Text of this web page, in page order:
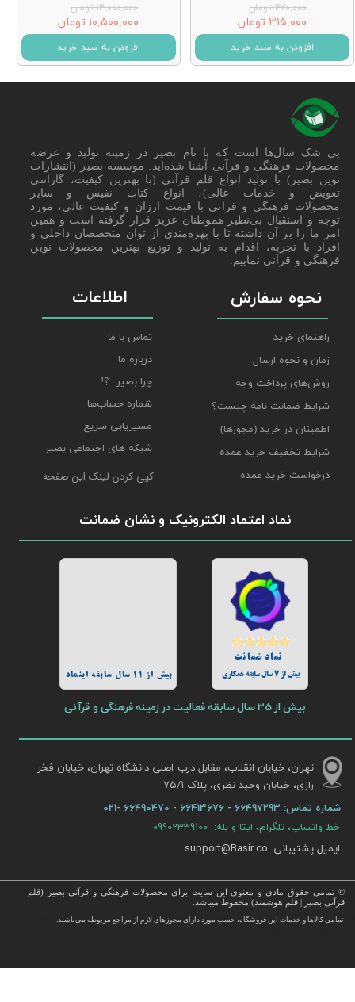
۴۲۰,۰۰۰ تومان
۳۱۵,۰۰۰ تومان
افزودن به سبد خرید
۱۴,۰۰۰,۰۰۰ تومان
۱۰,۵۰۰,۰۰۰ تومان
افزودن به سبد خرید
نحوه سفارش
راهنمای خرید
زمان و نحوه ارسال
روش‌های پرداخت وجه
شرایط ضمانت نامه چیست؟
اطمینان در خرید (مجوزها)
شرایط تخفیف خرید عمده
درخواست خرید عمده
© تمامی حقوق مادی و معنوی این سایت برای محصولات فرهنگی و قرآنی بصیر (قلم
قرآنی بصیر | قلم هوشمند) محفوظ میباشد.
تمامی كالاها و خدمات این فروشگاه، حسب مورد دارای مجوزهای لازم از مراجع مربوطه می‌باشند.
، انواع قلم قرآنی ، انواع کتاب نفیس و قرآن نفیس , قرآن عروس , کتب نفیس و معطر , کتاب چرمی و سایر محصولات
نماد اعتماد الکترونیک و نشان ضمانت
بیش از 11 سال سابقه اینماد
بیش از 35 سال سابقه فعالیت در زمینه فرهنگی و قرآنی
بیش از 7 سال سابقه همکاری
اطلاعات
تماس با ما
درباره ما
چرا بصیر...؟!
شماره حساب‌ها
مسیریابی سریع
شبکه های اجتماعی بصیر
تهران، خیابان انقلاب، مقابل درب اصلی دانشگاه تهران، خیابان فخر
رازی، خیابان وحید نظری، پلاک ۷۵/۱​​​​​​​
شماره تماس:
بی شک سال‌ها است که با نام بصیر در زمینه تولید و عرضه
محصولات فرهنگی و قرآنی آشنا شده‌اید. موسسه بصیر (انتشارات
نوین بصیر) با تولید انواع قلم قرآنی (با بهترین کیفیت، گارانتی
تعویض و خدمات عالی)، انواع کتاب نفیس و سایر
محصولات فرهنگی و قرانی با قیمت ارزان و کیفیت عالی، مورد
توجه و استقبال بی‌نظیر هموطنان عزیز قرار گرفته است و همین
امر ما را بر آن داشته تا با بهره‌مندی از توان متخصصان داخلی و
افراد با تجربه، اقدام به تولید و توزیع بهترین محصولات نوین
فرهنگی و قرآنی نماییم.
خط واتساپ، تلگرام، ایتا و بله: 09902339100
ایمیل پشتیبانی: support@Basir.co
کپی کردن لینک این صفحه